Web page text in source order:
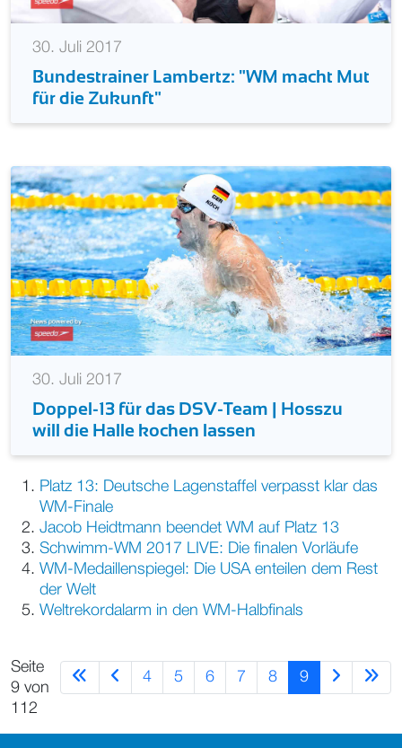
30. Juli 2017
Bundestrainer Lambertz: "WM macht Mut
für die Zukunft"
30. Juli 2017
Doppel-13 für das DSV-Team | Hosszu
will die Halle kochen lassen
Platz 13: Deutsche Lagenstaffel verpasst klar das
WM-Finale
Jacob Heidtmann beendet WM auf Platz 13
Schwimm-WM 2017 LIVE: Die finalen Vorläufe
WM-Medaillenspiegel: Die USA enteilen dem Rest
der Welt
Weltrekordalarm in den WM-Halbfinals
Seite
9 von
112
4 5 6 7 8 9